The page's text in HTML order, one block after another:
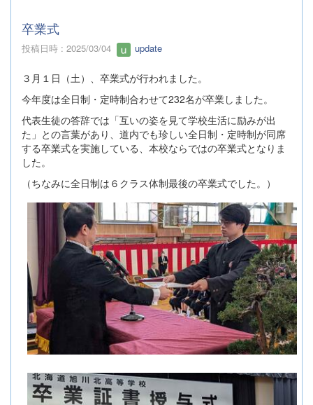
卒業式
投稿日時 : 2025/03/04 update
３月１日（土）、卒業式が行われました。
今年度は全日制・定時制合わせて232名が卒業しました。
代表生徒の答辞では「互いの姿を見て学校生活に励みが出
た」との言葉があり、道内でも珍しい全日制・定時制が同席
する卒業式を実施している、本校ならではの卒業式となりま
した。
（ちなみに全日制は６クラス体制最後の卒業式でした。）